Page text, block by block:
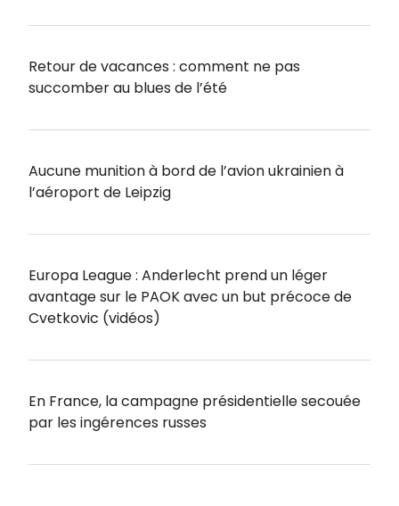
Retour de vacances : comment ne pas
succomber au blues de l’été
Aucune munition à bord de l’avion ukrainien à
l’aéroport de Leipzig
Europa League : Anderlecht prend un léger
avantage sur le PAOK avec un but précoce de
Cvetkovic (vidéos)
En France, la campagne présidentielle secouée
par les ingérences russes